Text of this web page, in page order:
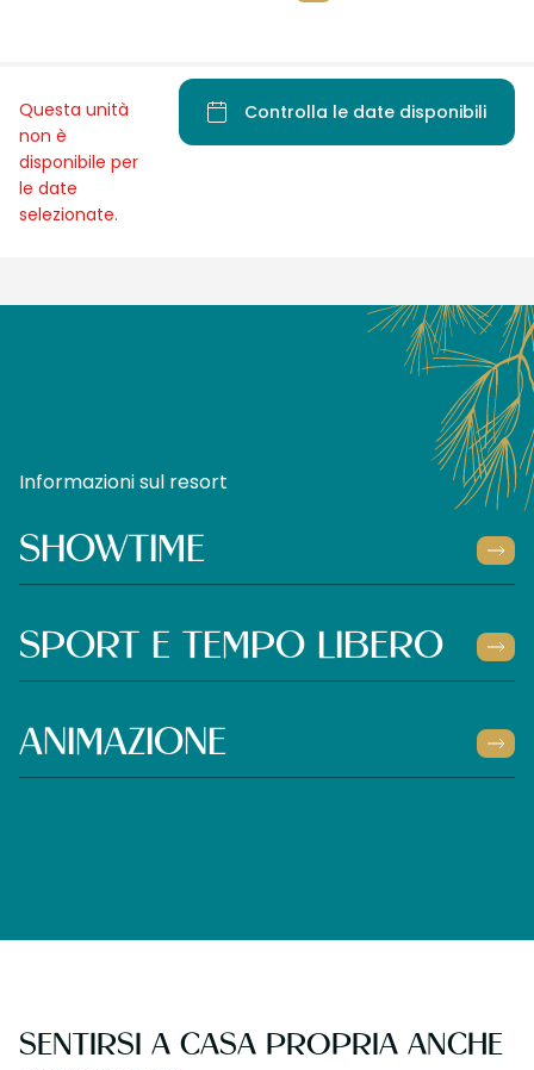
Questa unità
non è
disponibile per
le date
selezionate.
Controlla le date disponibili
Informazioni sul resort
SHOWTIME
SPORT E TEMPO LIBERO
ANIMAZIONE
SENTIRSI A CASA PROPRIA ANCHE